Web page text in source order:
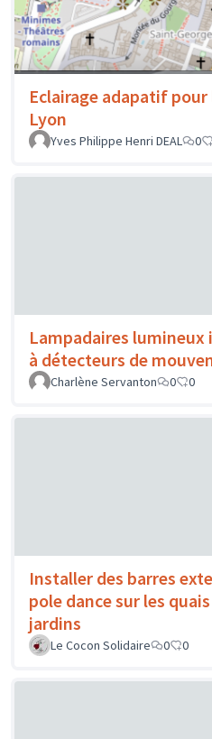
Eclairage adapatif pour
Lyon
Yves Philippe Henri DEAL
0
Lampadaires
à détecteurs de
Charlène Servanton
0 0
Installer des barres
pole dance sur les
jardins
Le Cocon Solidaire 0 0